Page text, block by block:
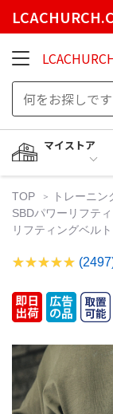
マイストア
TOP トレーニ
SBDパワーリフテ
リフティングベル